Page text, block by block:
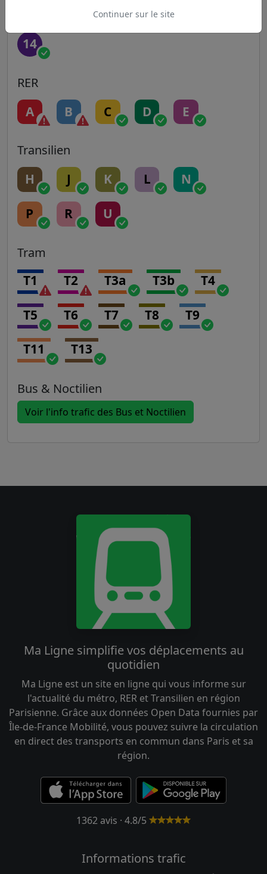
11 12
14
RER
A B C D E
Transilien
H J K L N
P R U
Tram
T1 T2 T3a T3b T4
T5 T6 T7 T8 T9
T11 T13
Bus & Noctilien
Voir l'info trafic des Bus et Noctilien
Ma Ligne simplifie vos déplacements au
quotidien
Ma Ligne est un site en ligne qui vous informe sur
l'actualité du métro, RER et Transilien en région
Parisienne. Grâce aux données Open Data fournies par
Île-de-France Mobilité, vous pouvez suivre la circulation
en direct des transports en commun dans Paris et sa
région.
1362 avis · 4.8/5
Informations trafic
Continuer sur le site